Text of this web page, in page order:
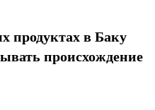
продуктах в Баку
происхождение